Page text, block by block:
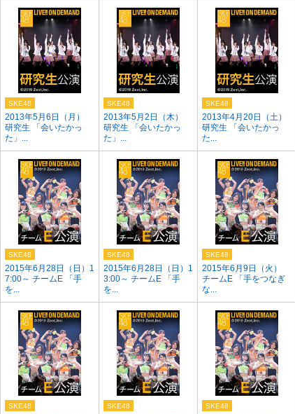
2013年5月6日（月）
研究生 「会いたかっ
た」...
SKE48
2013年5月2日（木）
研究生 「会いたかっ
た」...
SKE48
2013年4月20日（土）
研究生 「会いたかっ
た...
SKE48
2015年6月28日（日）1
7:00～ チームE 「手
を...
SKE48
2015年6月28日（日）1
3:00～ チームE 「手
を...
SKE48
2015年6月9日（火）
チームE 「手をつなぎ
な...
SKE48
SKE48 SKE48 SKE48